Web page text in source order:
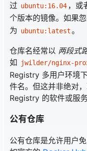
过 ubuntu:16.04 ，或
个版本的镜像。如果
为 ubuntu:latest。
仓库名经常以 两段式
如
jwilder/nginx-
Registry 多用户环境
件名。但这并非绝对
Registry 的软件或服务
公有仓库
公有仓库是允许用户